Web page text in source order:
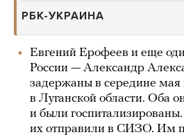
РБК-УКРАИНА
Евгений Ерофеев и еще
России — Александр
задержаны в середине мая
в Луганской области. Оба
и были
их отправили в СИЗО. Им